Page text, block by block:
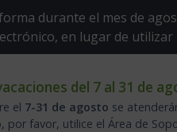
durante el mes de
en lugar de
del 7 al 31 de
el 7-31 de agosto se
por favor, utilice el Área de